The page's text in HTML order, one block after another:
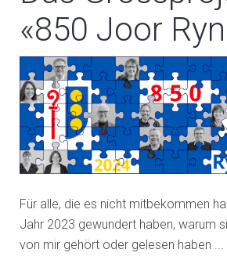
«850 Joor
Für alle, die es nicht mitbekommen
Jahr 2023 gewundert haben, warum
von mir gehört oder gelesen haben ...